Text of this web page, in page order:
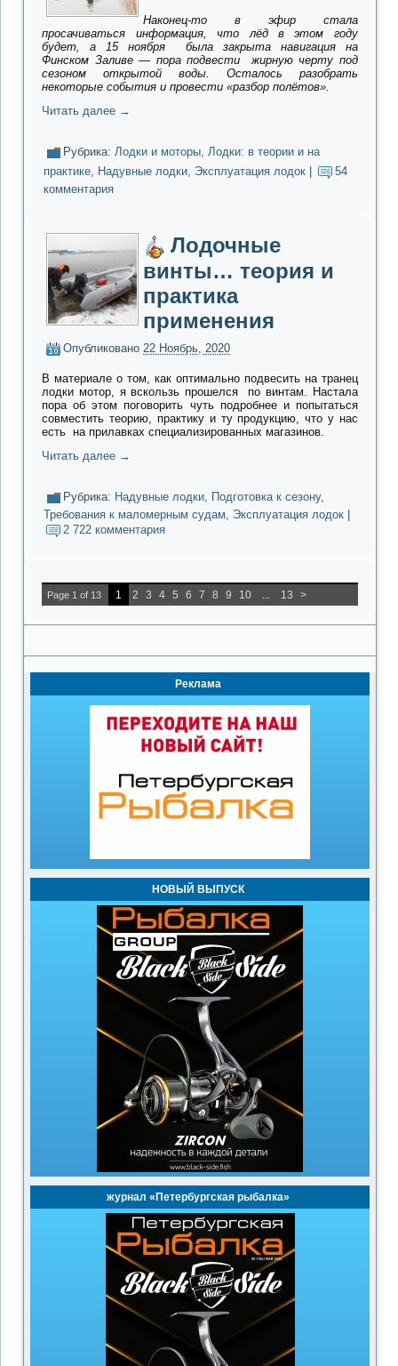
Наконец-то в эфир стала
просачиваться информация, что лёд в этом году
будет, а 15 ноября была закрыта навигация на
Финском Заливе — пора подвести жирную черту под
сезоном открытой воды. Осталось разобрать
некоторые события и провести «разбор полётов».
Читать далее →
Рубрика: Лодки и моторы,Лодки: в теории и на
практике, Надувные лодки, Эксплуатация лодок
54
комментария
Лодочные
винты… теория и
практика
применения
Опубликовано 22 Ноябрь, 2020
В материале о том, как оптимально подвесить на транец
лодки мотор, я вскользь прошелся по винтам. Настала
пора об этом поговорить чуть подробнее и попытаться
совместить теорию, практику и ту продукцию, что у нас
есть на прилавках специализированных магазинов.
Читать далее →
Рубрика: Надувные лодки, Подготовка к сезону,
Требования к маломерным судам
Эксплуатация лодок |
2 722 комментария
Page 1 of 13 1 2 3 4 5 6 7 8 9 10 13 >
Реклама
НОВЫЙ ВЫПУСК
журнал «Петербургская рыбалка»